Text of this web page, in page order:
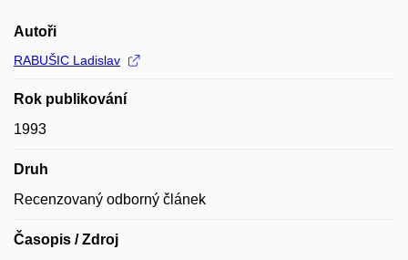
Autoři
RABUŠIC Ladislav
Rok publikování
1993
Druh
Recenzovaný odborný článek
Časopis / Zdroj